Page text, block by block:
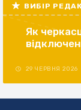
ВИБІР
Як
29 ЧЕРВНЯ 2026